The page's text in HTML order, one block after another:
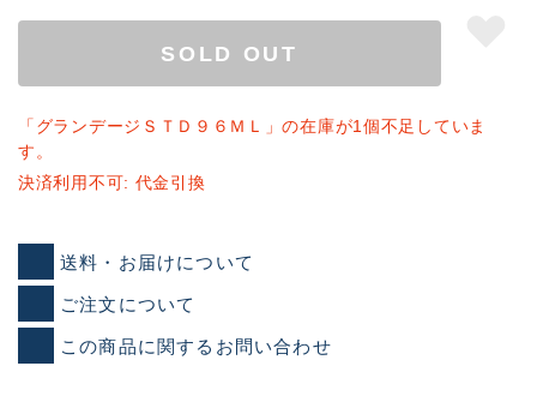
SOLD OUT
「グランデージＳＴＤ９６ＭＬ」の在庫が1個不足していま
す。
決済利用不可: 代金引換
送料・お届けについて
ご注文について
この商品に関するお問い合わせ